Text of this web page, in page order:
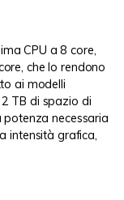
CPU a 8 core,
che lo rendono
ai modelli
TB di spazio di
potenza necessaria
intensità grafica,